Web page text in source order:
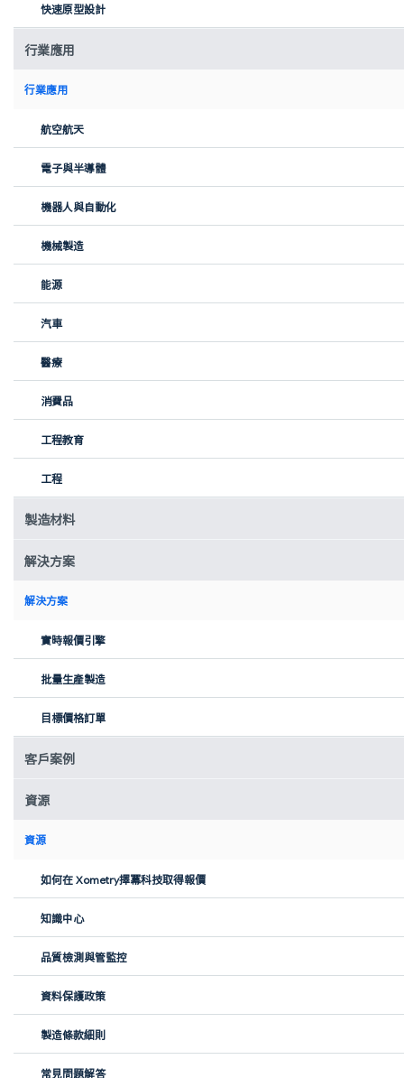
快速原型設計
行業應用
行業應用
航空航天
電子與半導體
機器人與自動化
機械製造
能源
汽車
醫療
消費品
工程教育
工程
製造材料
解決方案
解決方案
實時報價引擎
批量生產製造
目標價格訂單
客戶案例
資源
資源
如何在 Xometry擇冪科技取得報價
知識中心
品質檢測與管監控
資料保護政策
製造條款細則
常見問題解答
參展商 鍾建榮：大功率的藍光激光器最大的優勢就是節能增效。藍
光的吸收率比原綠紅光要提高十三倍，能夠極大地提升我們國家的
製造水平和節能環保水平。
計工場、超大載重高烈度環境特種智能無人機平台等一大批前沿科
除了科技產品的展示，展會上還有為創業企業提供多種服務的企
業。這家企業已經是第三次參展，他們可以為創業企業提供一站式
工出來。
企業負責人告訴記者她們也是創業出身的，以前在研發過程中，一
件兩件散件工廠不願意接，很多時間浪費在等待工廠的生產排期當